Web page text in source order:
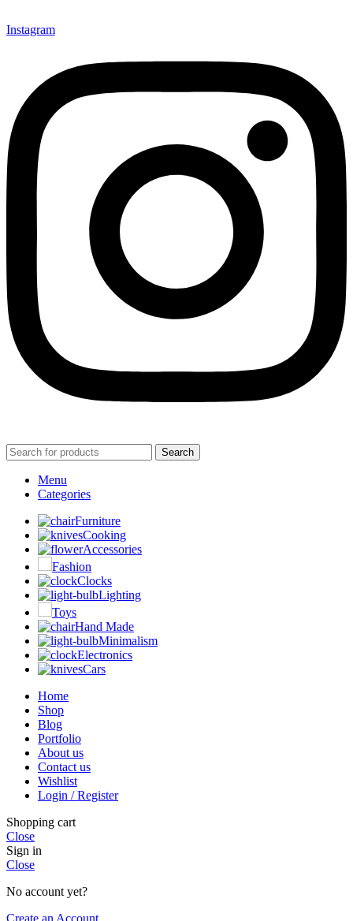
Instagram
Search
Menu
Categories
Furniture
Cooking
Accessories
Fashion
Clocks
Lighting
Toys
Hand Made
Minimalism
Electronics
Cars
Home
Shop
Blog
Portfolio
About us
Contact us
Wishlist
Login / Register
Shopping cart
Close
Sign in
Close
No account yet?
Create an Account